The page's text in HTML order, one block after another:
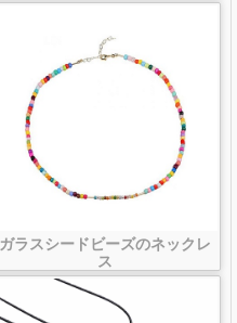
ガラスシードビーズのネックレ
ス